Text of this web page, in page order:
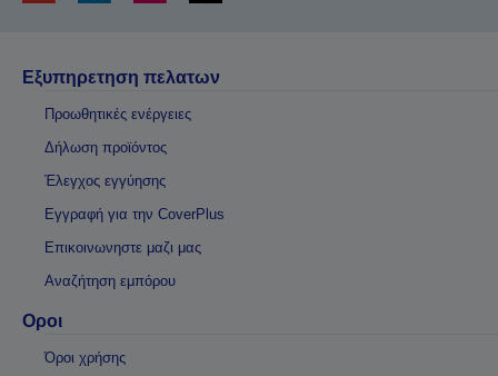
Εξυπηρετηση πελατων
Προωθητικές ενέργειες
Δήλωση προϊόντος
Έλεγχος εγγύησης
Εγγραφή για την CoverPlus
Επικοινωνηστε μαζι μας
Αναζήτηση εμπόρου
Οροι
Όροι χρήσης